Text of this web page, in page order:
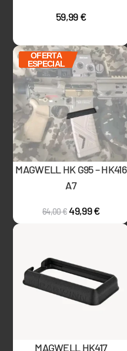
59,99€
OFERTA
ESPECIAL
MAGWELL HK G95 – HK416
A7
64,00€49,99€
MAGWELL HK417